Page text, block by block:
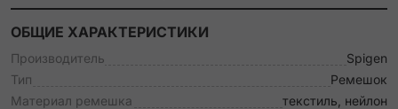
ОБЩИЕ ХАРАКТЕРИСТИКИ
Производитель
Spigen
Тип
Ремешок
Материал ремешка
текстиль, нейлон